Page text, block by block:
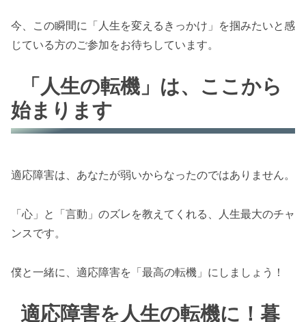
今、この瞬間に「人生を変えるきっかけ」を掴みたいと感
じている方のご参加をお待ちしています。
「人生の転機」は、ここから
始まります
適応障害は、あなたが弱いからなったのではありません。
「心」と「言動」のズレを教えてくれる、人生最大のチャ
ンスです。
僕と一緒に、適応障害を「最高の転機」にしましょう！
適応障害を人生の転機に！暮